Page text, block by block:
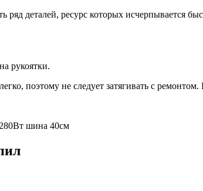
ряд деталей, ресурс которых исчерпывается
рукоятки.
поэтому не следует затягивать с
шина 40см